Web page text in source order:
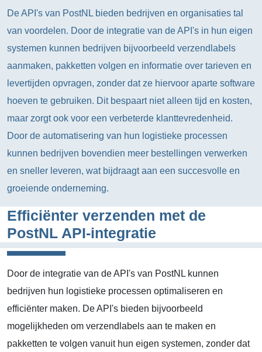
De API's van PostNL bieden bedrijven en organisaties tal
van voordelen. Door de integratie van de API's in hun eigen
systemen kunnen bedrijven bijvoorbeeld verzendlabels
aanmaken, pakketten volgen en informatie over tarieven en
levertijden opvragen, zonder dat ze hiervoor aparte software
hoeven te gebruiken. Dit bespaart niet alleen tijd en kosten,
maar zorgt ook voor een verbeterde klanttevredenheid.
Door de automatisering van hun logistieke processen
kunnen bedrijven bovendien meer bestellingen verwerken
en sneller leveren, wat bijdraagt aan een succesvolle en
groeiende onderneming.
Efficiënter verzenden met de
PostNL API-integratie
Door de integratie van de API's van PostNL kunnen
bedrijven hun logistieke processen optimaliseren en
efficiënter maken. De API's bieden bijvoorbeeld
mogelijkheden om verzendlabels aan te maken en
pakketten te volgen vanuit hun eigen systemen, zonder dat